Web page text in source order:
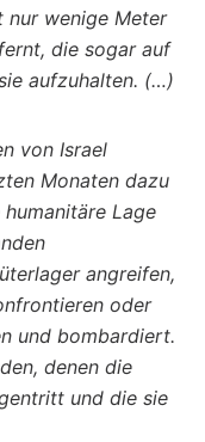
nur wenige Meter
die sogar auf
aufzuhalten. (…)
von Israel
Monaten dazu
Lage
angreifen,
oder
und bombardiert.
denen die
und die sie